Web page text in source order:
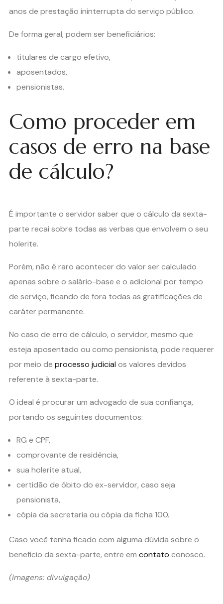
anos de prestação ininterrupta do serviço público.
De forma geral, podem ser beneficiários:
titulares de cargo efetivo,
aposentados,
pensionistas.
Como proceder em
casos de erro na base
de cálculo?
É importante o servidor saber que o cálculo da sexta-
parte recai sobre todas as verbas que envolvem o seu
holerite.
Porém, não é raro acontecer do valor ser calculado
apenas sobre o salário-base e o adicional por tempo
de serviço, ficando de fora todas as gratificações de
caráter permanente.
No caso de erro de cálculo, o servidor, mesmo que
esteja aposentado ou como pensionista, pode requerer
por meio de processo judicial os valores devidos
referente à sexta-parte.
O ideal é procurar um advogado de sua confiança,
portando os seguintes documentos:
RG e CPF,
comprovante de residência,
sua holerite atual,
certidão de óbito do ex-servidor, caso seja
pensionista,
cópia da secretaria ou cópia da ficha 100.
Caso você tenha ficado com alguma dúvida sobre o
benefício da sexta-parte, entre em contato conosco.
(Imagens: divulgação)